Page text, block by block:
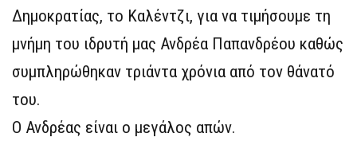
Δημοκρατίας, το Καλέντζι, για να τιμήσουμε τη
μνήμη του ιδρυτή μας Ανδρέα Παπανδρέου καθώς
συμπληρώθηκαν τριάντα χρόνια από τον θάνατό
του.
Ο Ανδρέας είναι ο μεγάλος απών.